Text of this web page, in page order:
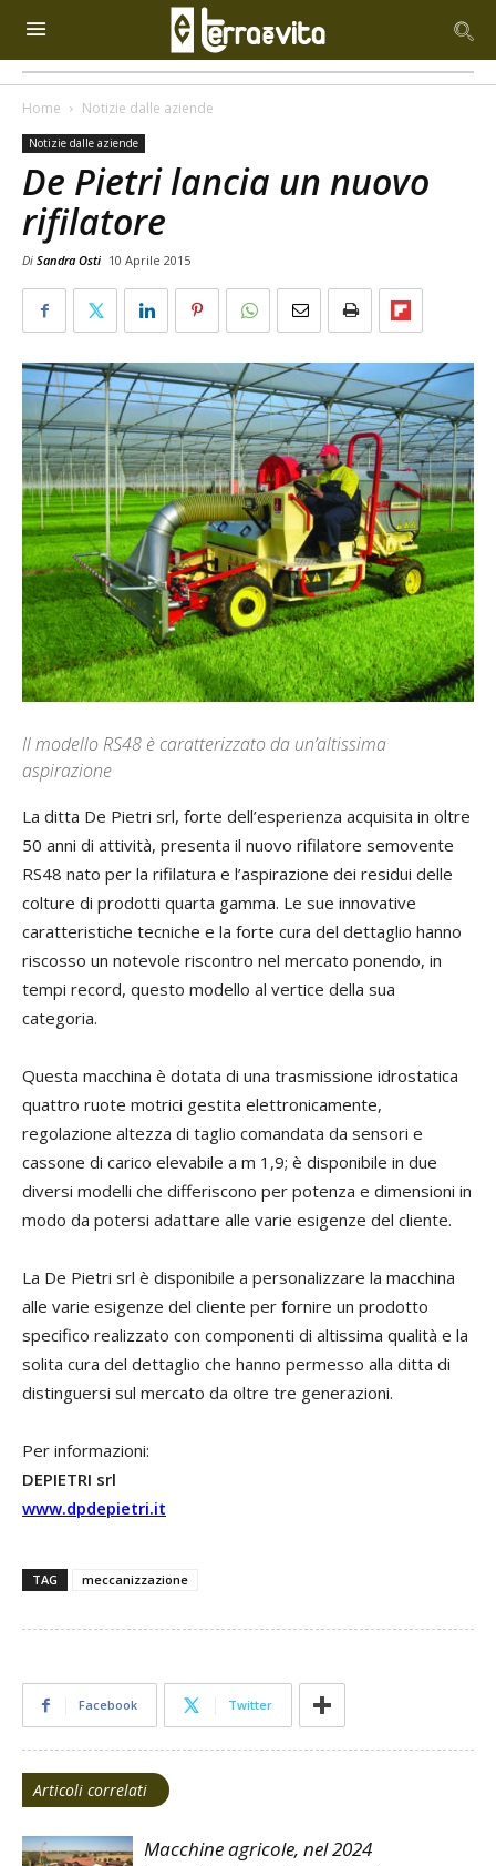
Home Notizie dalle aziende
Notizie dalle aziende
De Pietri lancia un nuovo
rifilatore
Di Sandra Osti 10 Aprile 2015
Il modello RS48 è caratterizzato da un’altissima
aspirazione
La ditta De Pietri srl, forte dell’esperienza acquisita in oltre
50 anni di attività, presenta il nuovo rifilatore semovente
RS48 nato per la rifilatura e l’aspirazione dei residui delle
colture di prodotti quarta gamma. Le sue innovative
caratteristiche tecniche e la forte cura del dettaglio hanno
riscosso un notevole riscontro nel mercato ponendo, in
tempi record, questo modello al vertice della sua
categoria.
Questa macchina è dotata di una trasmissione idrostatica
quattro ruote motrici gestita elettronicamente,
regolazione altezza di taglio comandata da sensori e
cassone di carico elevabile a m 1,9; è disponibile in due
diversi modelli che differiscono per potenza e dimensioni in
modo da potersi adattare alle varie esigenze del cliente.
La De Pietri srl è disponibile a personalizzare la macchina
alle varie esigenze del cliente per fornire un prodotto
specifico realizzato con componenti di altissima qualità e la
solita cura del dettaglio che hanno permesso alla ditta di
distinguersi sul mercato da oltre tre generazioni.
Per informazioni:
DEPIETRI srl
www.dpdepietri.it
TAG meccanizzazione
Facebook Twitter
Articoli correlati
Macchine agricole, nel 2024